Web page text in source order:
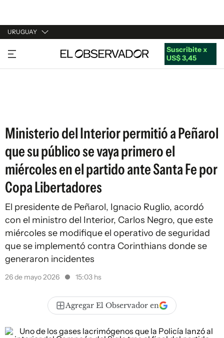
URUGUAY
URUGUAY
ARGENTINA
Suscribite x
US$ 3,45
Ministerio del Interior permitió a Peñarol
que su público se vaya primero el
miércoles en el partido ante Santa Fe por
Copa Libertadores
El presidente de Peñarol, Ignacio Ruglio, acordó
con el ministro del Interior, Carlos Negro, que este
miércoles se modifique el operativo de seguridad
que se implementó contra Corinthians donde se
generaron incidentes
26 de mayo 2026 15:03 hs
Agregar El Observador en